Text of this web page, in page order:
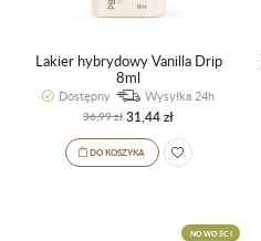
Lakier hybrydowy Vanilla Drip
8ml
Dostępny
Wysyłka 24h
36,99 zł 31,44 zł
DO KOSZYKA
NOWOŚCI